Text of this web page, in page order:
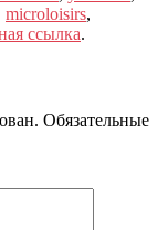
microloisirs,
ссылка.
Обязательные